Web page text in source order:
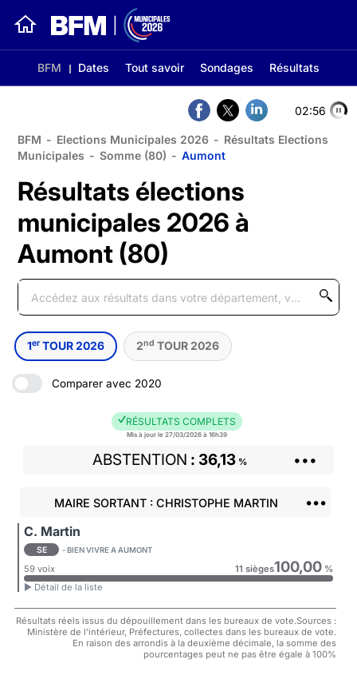
BFM Dates Tout savoir Sondages Résultats
02:56
BFM - Elections Municipales 2026 - Résultats Elections
Municipales - Somme (80) - Aumont
Résultats élections
municipales 2026 à
Aumont (80)
1er TOUR 2026 2nd TOUR 2026
Comparer avec 2020
RÉSULTATS COMPLETS
Mis à jour le 27/03/2026 à 16h39
ABSTENTION 36,13 % •••
MAIRE SORTANT : CHRISTOPHE MARTIN •••
C. Martin
SE - BIEN VIVRE A AUMONT
59 voix 11 sièges100,00%
► Détail de la liste
Résultats réels issus du dépouillement dans les bureaux de vote.Sources :
Ministère de l'intérieur, Préfectures, collectes dans les bureaux de vote.
En raison des arrondis à la deuxième décimale, la somme des
pourcentages peut ne pas être égale à 100%